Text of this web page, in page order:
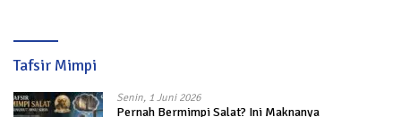
Tafsir Mimpi
Senin, 1 Juni 2026
Pernah Bermimpi Salat? Ini Maknanya